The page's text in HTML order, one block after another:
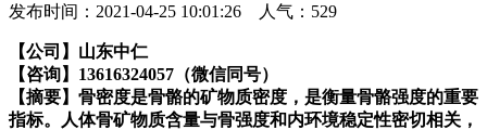
发布时间：2021-04-25 10:01:26 人气： 529
【公司】山东中仁
【咨询】13616324057（微信同号）
【摘要】骨密度是骨骼的矿物质密度，是衡量骨骼强度的重要
指标。人体骨矿物质含量与骨强度和内环境稳定性密切相关，